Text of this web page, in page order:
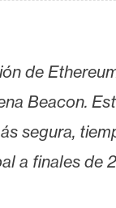
de
Beacon.
segura,
a finales de